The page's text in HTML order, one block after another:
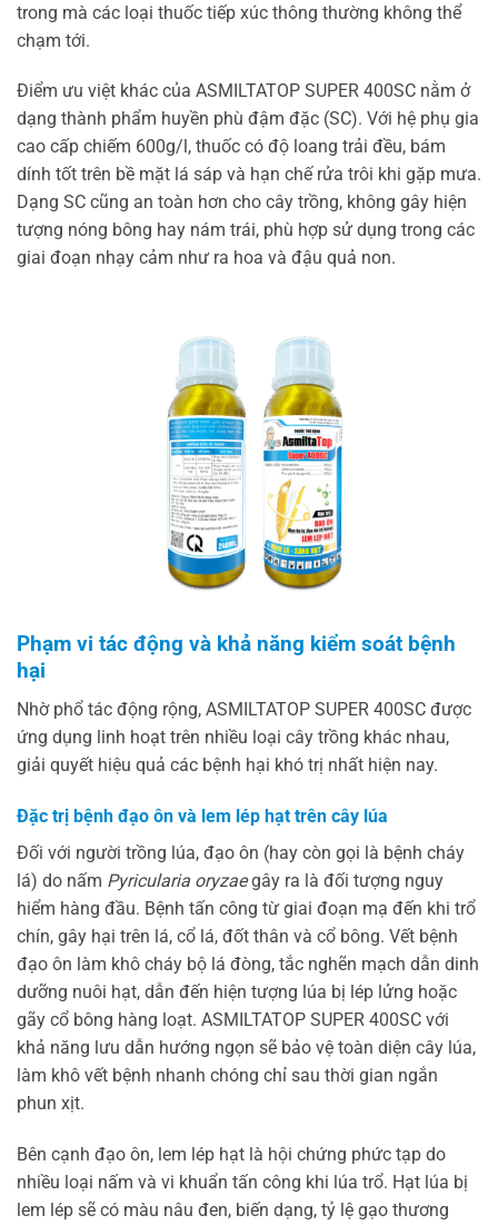
trong mà các loại thuốc tiếp xúc thông thường không thể
chạm tới.
Điểm ưu việt khác của ASMILTATOP SUPER 400SC nằm ở
dạng thành phẩm huyền phù đậm đặc (SC). Với hệ phụ gia
cao cấp chiếm 600g/l, thuốc có độ loang trải đều, bám
dính tốt trên bề mặt lá sáp và hạn chế rửa trôi khi gặp mưa.
Dạng SC cũng an toàn hơn cho cây trồng, không gây hiện
tượng nóng bông hay nám trái, phù hợp sử dụng trong các
giai đoạn nhạy cảm như ra hoa và đậu quả non.
Phạm vi tác động và khả năng kiểm soát bệnh
hại
Nhờ phổ tác động rộng, ASMILTATOP SUPER 400SC được
ứng dụng linh hoạt trên nhiều loại cây trồng khác nhau,
giải quyết hiệu quả các bệnh hại khó trị nhất hiện nay.
Đặc trị bệnh đạo ôn và lem lép hạt trên cây lúa
Đối với người trồng lúa, đạo ôn (hay còn gọi là bệnh cháy
lá) do nấm Pyricularia oryzaegây ra là đối tượng nguy
hiểm hàng đầu. Bệnh tấn công từ giai đoạn mạ đến khi trổ
chín, gây hại trên lá, cổ lá, đốt thân và cổ bông. Vết bệnh
đạo ôn làm khô cháy bộ lá đòng, tắc nghẽn mạch dẫn dinh
dưỡng nuôi hạt, dẫn đến hiện tượng lúa bị lép lửng hoặc
gãy cổ bông hàng loạt. ASMILTATOP SUPER 400SC với
khả năng lưu dẫn hướng ngọn sẽ bảo vệ toàn diện cây lúa,
làm khô vết bệnh nhanh chóng chỉ sau thời gian ngắn
phun xịt.
Bên cạnh đạo ôn, lem lép hạt là hội chứng phức tạp do
nhiều loại nấm và vi khuẩn tấn công khi lúa trổ. Hạt lúa bị
lem lép sẽ có màu nâu đen, biến dạng, tỷ lệ gạo thương